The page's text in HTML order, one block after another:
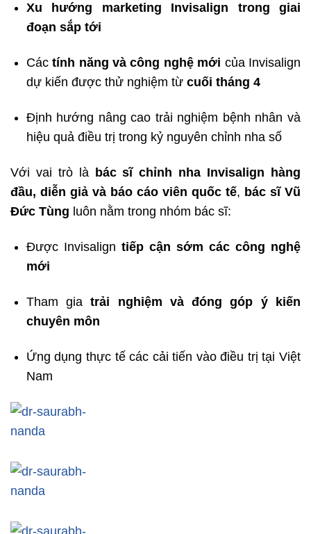
Xu hướng marketing Invisalign trong giai
đoạn sắp tới
Cáctính năng và công nghệ mới của Invisalign
dự kiến được thử nghiệm từ cuối tháng 4
Định hướng nâng cao trải nghiệm bệnh nhân và
hiệu quả điều trị trong kỷ nguyên chỉnh nha số
Với vai trò là bác sĩ chỉnh nha Invisalign hàng
đầu, diễn giả và báo cáo viên quốc tế, bác sĩ Vũ
Đức Tùng luôn nằm trong nhóm bác sĩ:
Được Invisalign tiếp cận sớm các công nghệ
mới
Tham giatrải nghiệm và đóng góp ý kiến
chuyên môn
Ứng dụng thực tế các cải tiến vào điều trị tại Việt
Nam